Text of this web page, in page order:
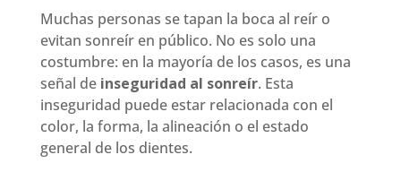
Muchas personas se tapan la boca al reír o
evitan sonreír en público. No es solo una
costumbre: en la mayoría de los casos, es una
señal de inseguridad al sonreír. Esta
inseguridad puede estar relacionada con el
color, la forma, la alineación o el estado
general de los dientes.